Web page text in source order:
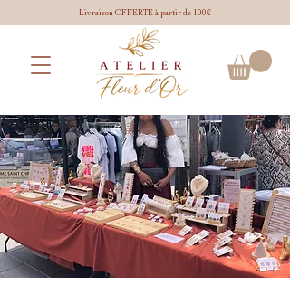
Livraison OFFERTE à partir de 100€